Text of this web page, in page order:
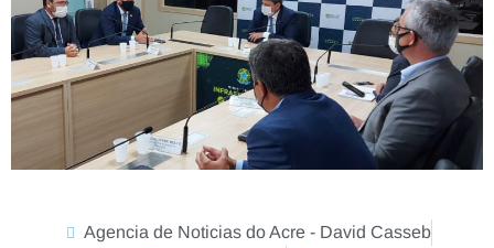
Agencia de Noticias do Acre - David Casseb